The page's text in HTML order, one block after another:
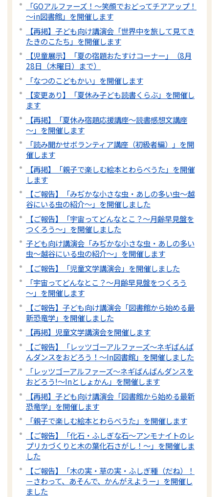
「GOアルファーズ！～笑顔でおどってチアアップ！
～in図書館」を開催します
【再掲】子ども向け講演会「世界中を旅して見てき
たきのこたち」を開催します
【児童展示】「夏の宿題おたすけコーナー」（8月
28日（木曜日）まで）
「なつのこどもかい」を開催します
【変更あり】「夏休み子ども読書くらぶ」を開催し
ます
【再掲】「夏休み宿題応援講座～読書感想文講座
～」を開催します
「読み聞かせボランティア講座（初級者編）」を開
催します
【再掲】「親子で楽しむ絵本とわらべうた」を開催
します
【ご報告】「みぢかな小さな虫・あしの多い虫～越
谷にいる虫の紹介～」を開催しました
【ご報告】「宇宙ってどんなとこ？～月齢早見盤を
つくろう～」を開催しました
子ども向け講演会「みぢかな小さな虫・あしの多い
虫～越谷にいる虫の紹介～」を開催します
【ご報告】「児童文学講演会」を開催しました
「宇宙ってどんなとこ？～月齢早見盤をつくろう
～」を開催します
【ご報告】子ども向け講演会「図書館から始める最
新恐竜学」を開催しました
【再掲】児童文学講演会を開催します
【ご報告】「レッツゴーアルファーズ～ネギばんば
んダンスをおどろう！～In図書館」を開催しました
「レッツゴーアルファーズ～ネギばんばんダンスを
おどろう!～Inとしょかん」を開催します
【再掲】子ども向け講演会「図書館から始める最新
恐竜学」を開催します
「親子で楽しむ絵本とわらべうた」を開催します
【ご報告】「化石・ふしぎな石～アンモナイトのレ
プリカづくりと木の葉化石さがし！～」を開催しま
した
【ご報告】「木の実・草の実・ふしぎ種（だね）！
－さわって、あそんで、かんがえようー」を開催し
ました